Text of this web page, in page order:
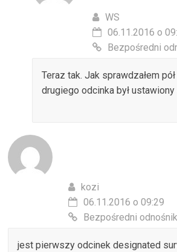
WS
06.11.2016 o
Bezpośredni
Teraz tak. Jak sprawdzałem
drugiego odcinka był ustawiony
kozi
06.11.2016 o 09:29
Bezpośredni odnośnik
jest pierwszy odcinek designated